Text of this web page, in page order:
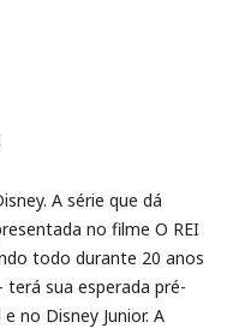
A série que dá
no filme O REI
todo durante 20 anos
terá sua esperada pré-
no Disney Junior. A